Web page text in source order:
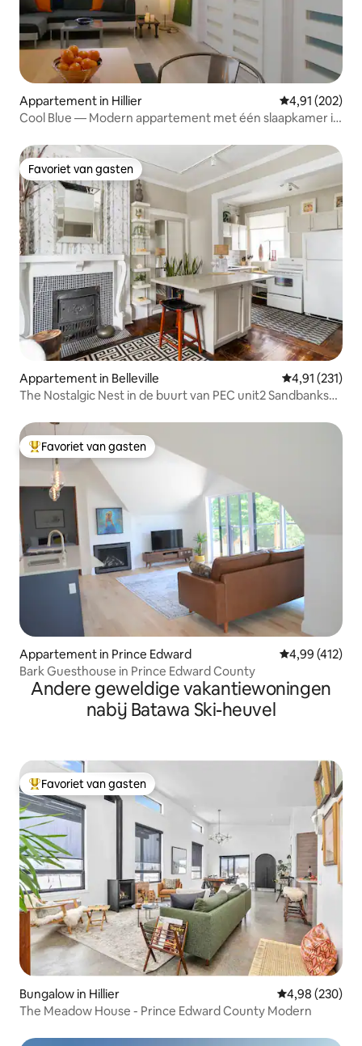
Appartement in Hillier Gemiddelde
4,91 (202)
Cool Blue — Modern appartement met één slaapkamer in
Favoriet van gasten
Favoriet van gasten
Appartement in Belleville Gemiddelde
4,91 (231)
The Nostalgic Nest in de buurt van PEC unit2 Sandbanks
Topfavoriet van gasten
Favoriet van gasten
Appartement in Prince Edward Gemiddelde
4,99 (412)
Bark Guesthouse in Prince Edward County
Andere geweldige vakantiewoningen
nabij Batawa Ski-heuvel
Topfavoriet van gasten
Favoriet van gasten
Bungalow in Hillier Gemiddelde
4,98 (230)
The Meadow House - Prince Edward County Modern